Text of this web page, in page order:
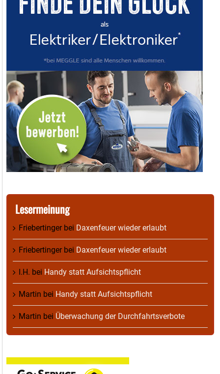
Lesermeinung
Friebertingerbei Daxenfeuer wieder erlaubt
Friebertingerbei Daxenfeuer wieder erlaubt
I.H. bei Handy statt Aufsichtspflicht
Martin bei Handy statt Aufsichtspflicht
Martin bei Überwachung der Durchfahrtsverbote